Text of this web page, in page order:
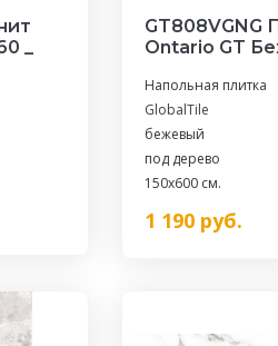
_
GT808VGNG
Ontario GT
Напольная плитка
GlobalTile
бежевый
под дерево
150x600 см.
1 190руб.